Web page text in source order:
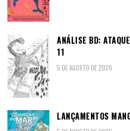
ANÁLISE BD:
11
5 DE AGOSTO DE 2026
LANÇAMENTOS